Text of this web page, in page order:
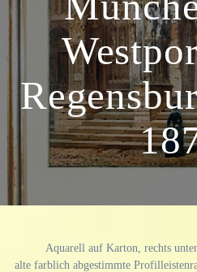
Aquarell auf Karton, rechts
alte farblich abgestimmte